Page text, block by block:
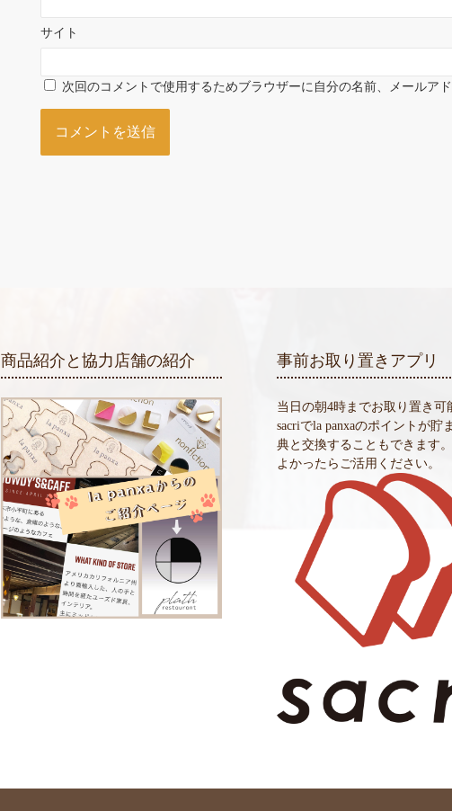
サイト
次回のコメントで使用するためブラウザーに自分の名前、メールア
商品紹介と協力店舗の紹介 事前お取り置きアプリ
当日の朝4時までお取り置き可
sacriでla panxaのポイントが貯
典と交換することもできます。
よかったらご活用ください。